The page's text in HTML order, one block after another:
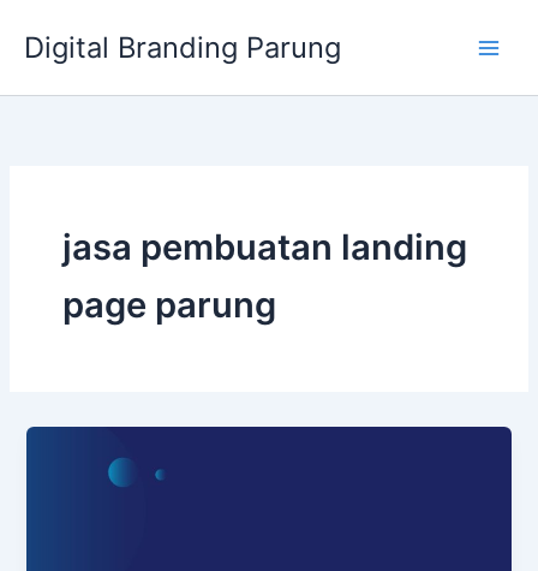
konten
Digital Branding Parung
jasa pembuatan landing
page parung